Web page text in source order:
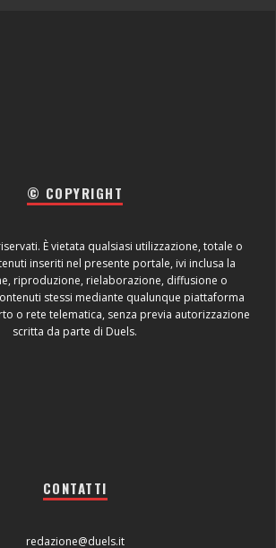
© COPYRIGHT
È vietata qualsiasi utilizzazione, totale o
inseriti nel presente portale, ivi inclusa la
riproduzione, rielaborazione, diffusione o
stessi mediante qualunque piattaforma
o rete telematica, senza previa autorizzazione
scritta da parte di Duels.
CONTATTI
redazione@duels.it